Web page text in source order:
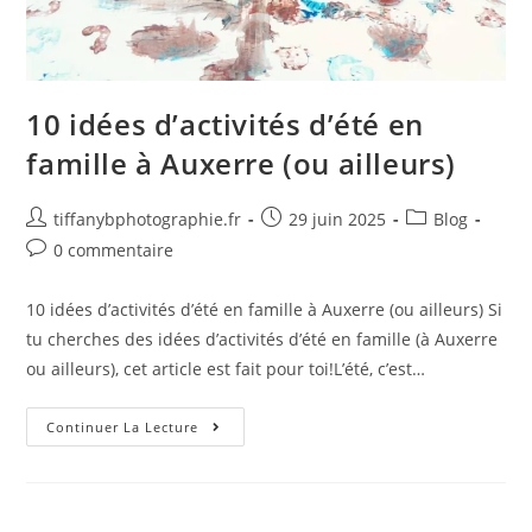
10 idées d’activités d’été en
famille à Auxerre (ou ailleurs)
tiffanybphotographie.fr 29 juin 2025
Blog
0 commentaire
10 idées d’activités d’été en famille à Auxerre (ou ailleurs) Si
tu cherches des idées d’activités d’été en famille (à Auxerre
ou ailleurs), cet article est fait pour toi!L’été, c’est…
Continuer La Lecture